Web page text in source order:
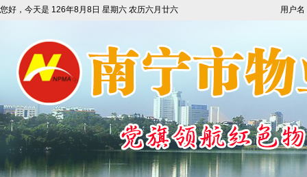
您好，今天是 126年8月8日 星期六 农历六月廿六 用户名